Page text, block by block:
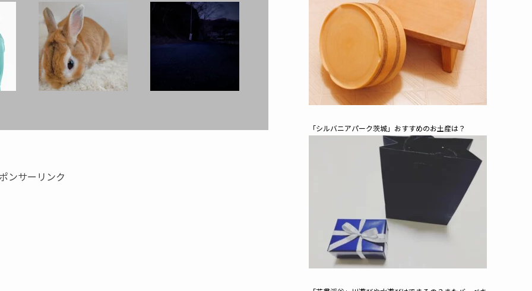
ンサーリンク
「シルバニアパーク茨城」おすすめのお土産は？